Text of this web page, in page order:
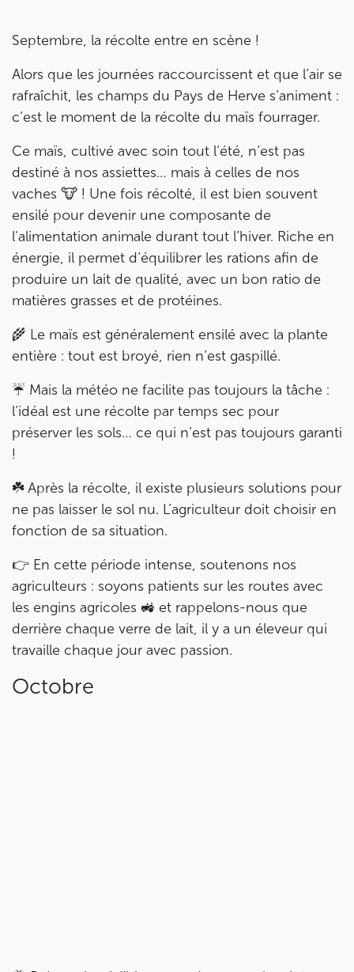
Septembre, la récolte entre en scène !
Alors que les journées raccourcissent et que l’air se
rafraîchit, les champs du Pays de Herve s’animent :
c’est le moment de la récolte du maïs fourrager.
Ce maïs, cultivé avec soin tout l’été, n’est pas
destiné à nos assiettes… mais à celles de nos
vaches 🐮 ! Une fois récolté, il est bien souvent
ensilé pour devenir une composante de
l'alimentation animale durant tout l’hiver. Riche en
énergie, il permet d’équilibrer les rations afin de
produire un lait de qualité, avec un bon ratio de
matières grasses et de protéines.
🌾 Le maïs est généralement ensilé avec la plante
entière : tout est broyé, rien n’est gaspillé.
☔ Mais la météo ne facilite pas toujours la tâche :
l’idéal est une récolte par temps sec pour
préserver les sols… ce qui n’est pas toujours garanti
!
☘️ Après la récolte, il existe plusieurs solutions pour
ne pas laisser le sol nu. L’agriculteur doit choisir en
fonction de sa situation.
👉 En cette période intense, soutenons nos
agriculteurs : soyons patients sur les routes avec
les engins agricoles 🚜 et rappelons-nous que
derrière chaque verre de lait, il y a un éleveur qui
travaille chaque jour avec passion.
Octobre